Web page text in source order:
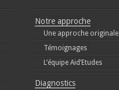
Notre approche
Une approche originale
Témoignages
L’équipe Aid’Etudes
Diagnostics